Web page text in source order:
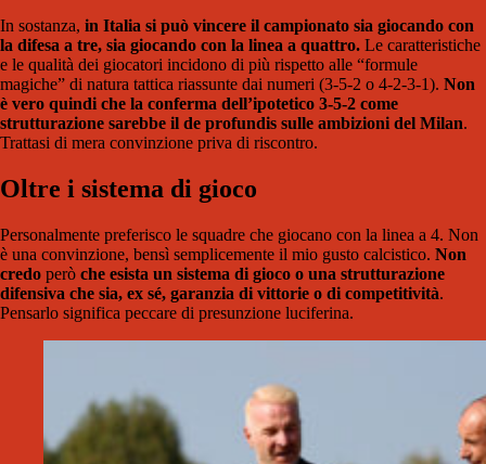
In sostanza, in Italia si può vincere il campionato sia giocando con
la difesa a tre, sia giocando con la linea a quattro. Le caratteristiche
e le qualità dei giocatori incidono di più rispetto alle “formule
magiche” di natura tattica riassunte dai numeri (3-5-2 o 4-2-3-1). Non
è vero quindi che la conferma dell’ipotetico 3-5-2 come
strutturazione sarebbe il de profundis sulle ambizioni del Milan.
Trattasi di mera convinzione priva di riscontro.
Oltre i sistema di gioco
Personalmente preferisco le squadre che giocano con la linea a 4. Non
è una convinzione, bensì semplicemente il mio gusto calcistico. Non
credo però che esista un sistema di gioco o una strutturazione
difensiva che sia, ex sé, garanzia di vittorie o di competitività.
Pensarlo significa peccare di presunzione luciferina.